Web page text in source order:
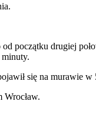
drugiej
się na murawie
Wrocław.